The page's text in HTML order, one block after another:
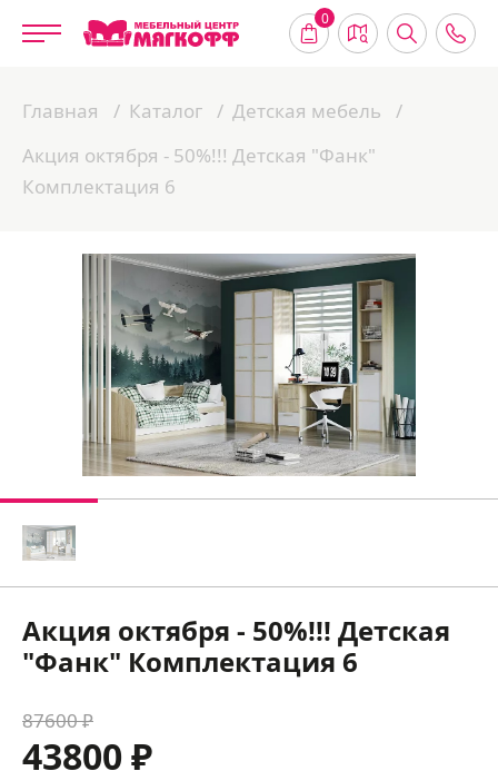
0
Главная Каталог
Детская мебель
Акция октября - 50%!!! Детская "Фанк"
Комплектация 6
Акция октября - 50%!!! Детская
"Фанк" Комплектация 6
87600 ₽
43800 ₽